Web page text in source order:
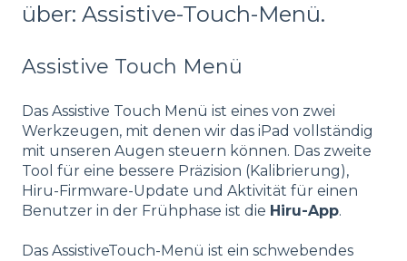
über: Assistive-Touch-Menü.
Assistive Touch Menü
Das Assistive Touch Menü ist eines von zwei
Werkzeugen, mit denen wir das iPad vollständig
mit unseren Augen steuern können. Das zweite
Tool für eine bessere Präzision (Kalibrierung),
Hiru-Firmware-Update und Aktivität für einen
Benutzer in der Frühphase ist die Hiru-App.
Das AssistiveTouch-Menü ist ein schwebendes